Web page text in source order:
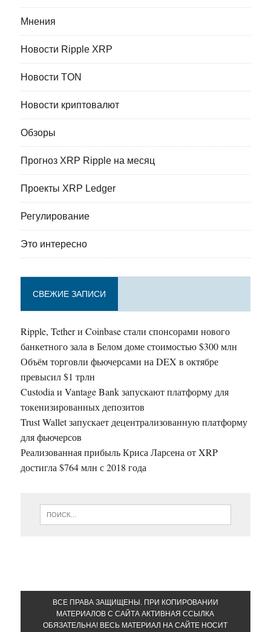
Мнения
Новости Ripple XRP
Новости TON
Новости криптовалют
Обзоры
Прогноз XRP Ripple на месяц
Проекты XRP Ledger
Регулирование
Это интересно
СВЕЖИЕ ЗАПИСИ
Ripple, Tether и Coinbase стали спонсорами нового
банкетного зала в Белом доме стоимостью $300 млн
Объём торговли фьючерсами на DEX в октябре
превысил $1 трлн
Custodia и Vantage Bank запускают платформу для
токенизированных депозитов
Trust Wallet запускает децентрализованную платформу
для фьючерсов
Реализованная прибыль Криса Ларсена от XRP
достигла $764 млн с 2018 года
ВСЕ ПРАВА ЗАЩИЩЕНЫ. ПРИ КОПИРОВАНИИ
МАТЕРИАЛОВ С САЙТА АКТИВНАЯ ССЫЛКА
ОБЯЗАТЕЛЬНА! ВЕСЬ МАТЕРИАЛ НА САЙТЕ НОСИТ